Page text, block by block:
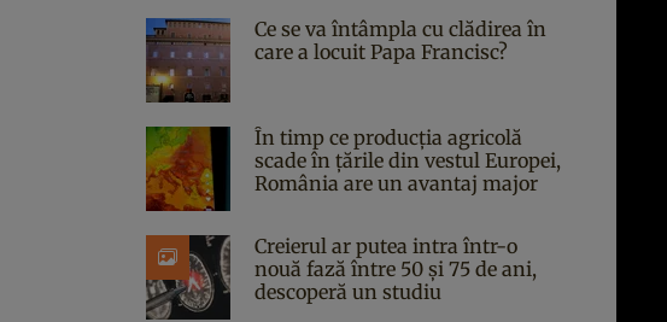
Ce se va întâmpla cu clădirea în
care a locuit Papa Francisc?
În timp ce producția agricolă
scade în țările din vestul Europei,
România are un avantaj major
Creierul ar putea intra într-o
nouă fază între 50 și 75 de ani,
descoperă un studiu